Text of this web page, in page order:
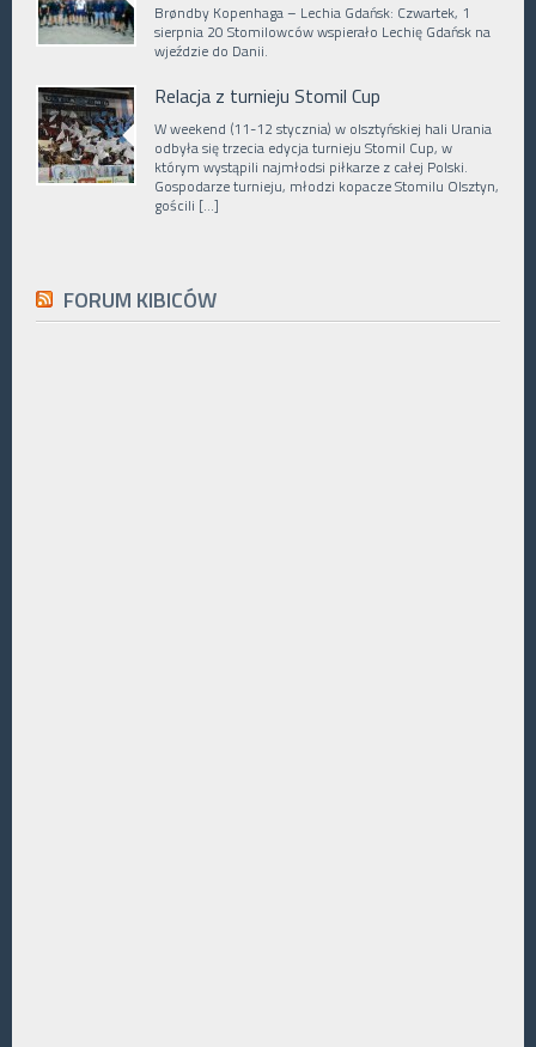
Brøndby Kopenhaga – Lechia Gdańsk: Czwartek, 1
sierpnia 20 Stomilowców wspierało Lechię Gdańsk na
wjeździe do Danii.
Relacja z turnieju Stomil Cup
W weekend (11-12 stycznia) w olsztyńskiej hali Urania
odbyła się trzecia edycja turnieju Stomil Cup, w
którym wystąpili najmłodsi piłkarze z całej Polski.
Gospodarze turnieju, młodzi kopacze Stomilu Olsztyn,
gościli […]
FORUM KIBICÓW